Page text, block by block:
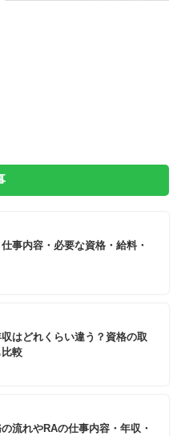
事内容・必要な資格・給料・
はどれくらい違う？資格の取
較
流れやRAの仕事内容・年収・